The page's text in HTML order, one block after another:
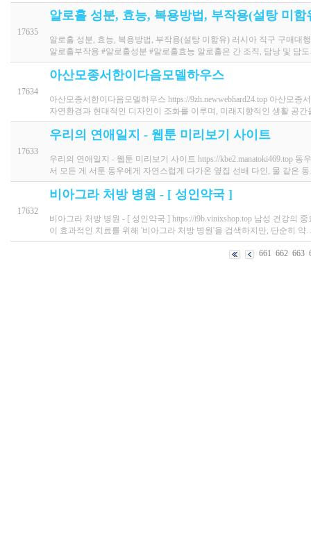
17635
알로홀 성분, 효능, 복용방법, 부작용(설탕 미
알로홀 성분, 효능, 복용방법, 부작용(설탕 미함유) 러시아 직구 구매대
알로홀부작용 #알로홀성분 #알로홀효능 알로홀은 간 조직, 담낭 및 담
17634
아산모종서한이다음모델하우스
아산모종서한이다음모델하우스 https://9zh.newwebhard24.top 아산모
자연환경과 현대적인 디자인이 조화를 이루며, 미래지향적인 생활 공
17633
우리의 연애일지 - 웹툰 미리보기 사이트
우리의 연애일지 - 웹툰 미리보기 사이트 https://kbe2.manatoki469.top
서 모든 게 서툰 동우에게 자연스럽게 다가온 옆집 선배 다인, 물 같은
17632
비아그라 처방 병원 - [ 성인약국 ]
비아그라 처방 병원 - [ 성인약국 ] https://i9b.vinixshop.top 남성 건강의
이 효과적인 치료를 위해 '비아그라 처방 병원'을 검색하지만, 단순히
661 662 663